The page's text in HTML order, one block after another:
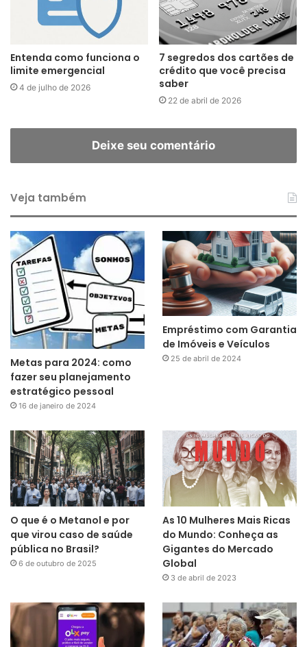
Entenda como funciona o
limite emergencial
4 de julho de 2026
7 segredos dos cartões de
crédito que você precisa
saber
22 de abril de 2026
Deixe seu comentário
Veja também
Metas para 2024: como
fazer seu planejamento
estratégico pessoal
16 de janeiro de 2024
Empréstimo com Garantia
de Imóveis e Veículos
25 de abril de 2024
O que é o Metanol e por
que virou caso de saúde
pública no Brasil?
6 de outubro de 2025
As 10 Mulheres Mais Ricas
do Mundo: Conheça as
Gigantes do Mercado
Global
3 de abril de 2023